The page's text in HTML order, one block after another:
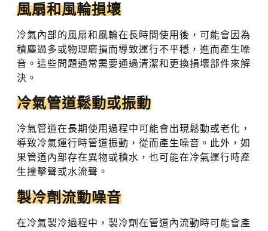
風扇和風輪損壞
冷氣內部的風扇和風輪在長時間使用後，可能會因為
積塵過多或物理磨損而導致運行不平穩，進而產生噪
音。這些問題通常需要通過清潔和更換損壞部件來解
決。
冷氣管道鬆動或振動
冷氣管道在長期使用過程中可能會出現鬆動或老化，
導致冷氣運行時管道振動，從而產生噪音。此外，如
果管道內部存在異物或積水，也可能在冷氣運行時產
生撞擊聲或水流聲。
製冷劑流動噪音
在冷氣製冷過程中，製冷劑在管道內流動時可能會產